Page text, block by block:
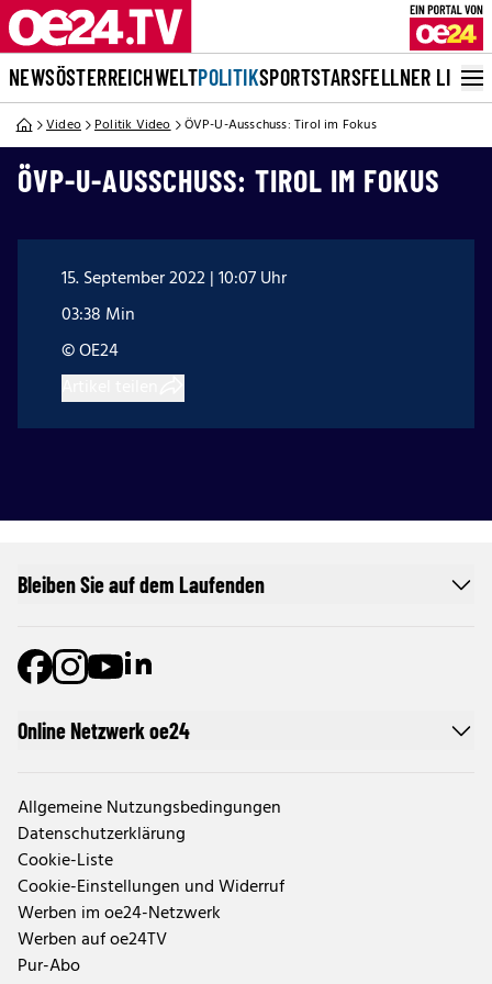
NEWSÖSTERREICHWELTPOLITIKSPORTSTARSFELLNER LIVE
Video Politik Video ÖVP-U-Ausschuss: Tirol im Fokus
ÖVP-U-AUSSCHUSS: TIROL IM FOKUS
15. September 2022 | 10:07 Uhr
03:38 Min
© OE24
Online Netzwerk oe24
Allgemeine Nutzungsbedingungen
Datenschutzerklärung
Cookie-Liste
Cookie-Einstellungen und Widerruf
Werben im oe24-Netzwerk
Werben auf oe24TV
Pur-Abo
Bleiben Sie auf dem Laufenden